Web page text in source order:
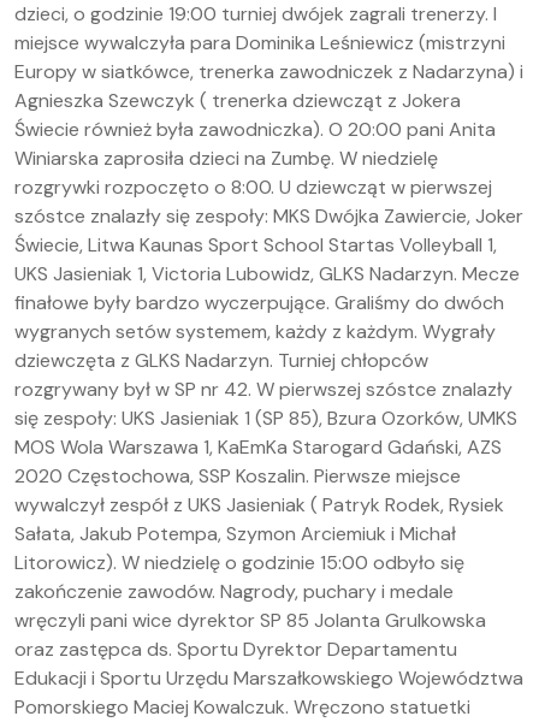
dzieci, o godzinie 19:00 turniej dwójek zagrali trenerzy. I
miejsce wywalczyła para Dominika Leśniewicz (mistrzyni
Europy w siatkówce, trenerka zawodniczek z Nadarzyna) i
Agnieszka Szewczyk ( trenerka dziewcząt z Jokera
Świecie również była zawodniczka). O 20:00 pani Anita
Winiarska zaprosiła dzieci na Zumbę. W niedzielę
rozgrywki rozpoczęto o 8:00. U dziewcząt w pierwszej
szóstce znalazły się zespoły: MKS Dwójka Zawiercie, Joker
Świecie, Litwa Kaunas Sport School Startas Volleyball 1,
UKS Jasieniak 1, Victoria Lubowidz, GLKS Nadarzyn. Mecze
finałowe były bardzo wyczerpujące. Graliśmy do dwóch
wygranych setów systemem, każdy z każdym. Wygrały
dziewczęta z GLKS Nadarzyn. Turniej chłopców
rozgrywany był w SP nr 42. W pierwszej szóstce znalazły
się zespoły: UKS Jasieniak 1 (SP 85), Bzura Ozorków, UMKS
MOS Wola Warszawa 1, KaEmKa Starogard Gdański, AZS
2020 Częstochowa, SSP Koszalin. Pierwsze miejsce
wywalczył zespół z UKS Jasieniak ( Patryk Rodek, Rysiek
Sałata, Jakub Potempa, Szymon Arciemiuk i Michał
Litorowicz). W niedzielę o godzinie 15:00 odbyło się
zakończenie zawodów. Nagrody, puchary i medale
wręczyli pani wice dyrektor SP 85 Jolanta Grulkowska
oraz zastępca ds. Sportu Dyrektor Departamentu
Edukacji i Sportu Urzędu Marszałkowskiego Województwa
Pomorskiego Maciej Kowalczuk. Wręczono statuetki